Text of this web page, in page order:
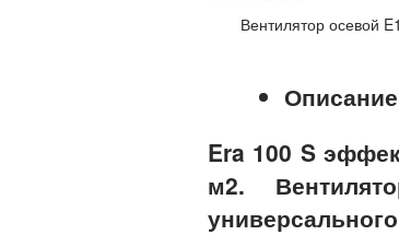
Вентилятор осевой
Описание
Era 100 S
м2.